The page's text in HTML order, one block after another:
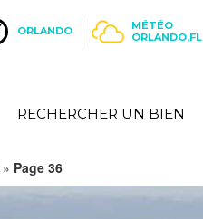
ORLANDO
MÉTÉO
ORLANDO,FL
RECHERCHER UN BIEN
» Page 36